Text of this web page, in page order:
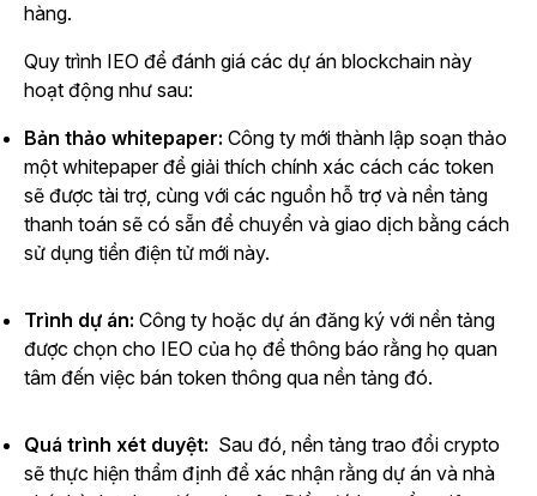
hàng.
Quy trình IEO để đánh giá các dự án blockchain này
hoạt động như sau:
Bản thảo whitepaper: Công ty mới thành lập soạn thảo
một whitepaper để giải thích chính xác cách các token
sẽ được tài trợ, cùng với các nguồn hỗ trợ và nền tảng
thanh toán sẽ có sẵn để chuyển và giao dịch bằng cách
sử dụng tiền điện tử mới này.
Trình dự án: Công ty hoặc dự án đăng ký với nền tảng
được chọn cho IEO của họ để thông báo rằng họ quan
tâm đến việc bán token thông qua nền tảng đó.
Quá trình xét duyệt: Sau đó, nền tảng trao đổi crypto
sẽ thực hiện thẩm định để xác nhận rằng dự án và nhà